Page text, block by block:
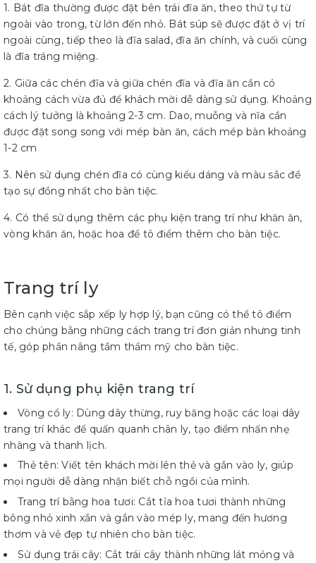
1. Bát đĩa thường được đặt bên trái đĩa ăn, theo thứ tự từ
ngoài vào trong, từ lớn đến nhỏ. Bát súp sẽ được đặt ở vị trí
ngoài cùng, tiếp theo là đĩa salad, đĩa ăn chính, và cuối cùng
là đĩa tráng miệng.
2. Giữa các chén đĩa và giữa chén đĩa và đĩa ăn cần có
khoảng cách vừa đủ để khách mời dễ dàng sử dụng. Khoảng
cách lý tưởng là khoảng 2-3 cm. Dao, muỗng và nĩa cần
được đặt song song với mép bàn ăn, cách mép bàn khoảng
1-2 cm
3. Nên sử dụng chén đĩa có cùng kiểu dáng và màu sắc để
tạo sự đồng nhất cho bàn tiệc.
4. Có thể sử dụng thêm các phụ kiện trang trí như khăn ăn,
vòng khăn ăn, hoặc hoa để tô điểm thêm cho bàn tiệc.
Trang trí ly
Bên cạnh việc sắp xếp ly hợp lý, bạn cũng có thể tô điểm
cho chúng bằng những cách trang trí đơn giản nhưng tinh
tế, góp phần nâng tầm thẩm mỹ cho bàn tiệc.
1. Sử dụng phụ kiện trang trí
Vòng cổ ly: Dùng dây thừng, ruy băng hoặc các loại dây
trang trí khác để quấn quanh chân ly, tạo điểm nhấn nhẹ
nhàng và thanh lịch.
Thẻ tên: Viết tên khách mời lên thẻ và gắn vào ly, giúp
mọi người dễ dàng nhận biết chỗ ngồi của mình.
Trang trí bằng hoa tươi: Cắt tỉa hoa tươi thành những
bông nhỏ xinh xắn và gắn vào mép ly, mang đến hương
thơm và vẻ đẹp tự nhiên cho bàn tiệc.
Sử dụng trái cây: Cắt trái cây thành những lát mỏng và